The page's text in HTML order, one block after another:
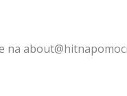
na